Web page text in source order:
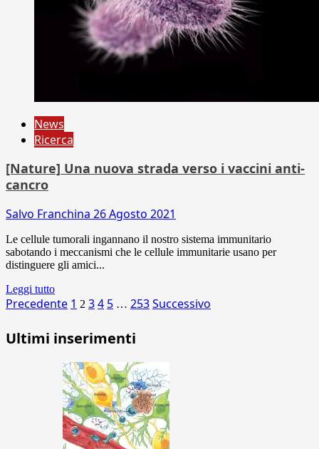
News
Ricerca
[Nature] Una nuova strada verso i vaccini anti-
cancro
Salvo Franchina 26 Agosto 2021
Le cellule tumorali ingannano il nostro sistema immunitario
sabotando i meccanismi che le cellule immunitarie usano per
distinguere gli amici...
Leggi tutto
Paginazione
degli
articoli
Precedente 1 2 34 5 … 253Successivo
Ultimi inserimenti